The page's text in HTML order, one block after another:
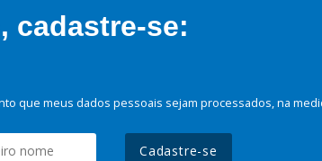
cadastre-se:
que meus dados pessoais sejam processados, na
Cadastre-se